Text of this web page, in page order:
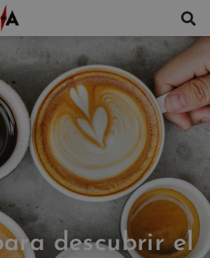
descubrir el